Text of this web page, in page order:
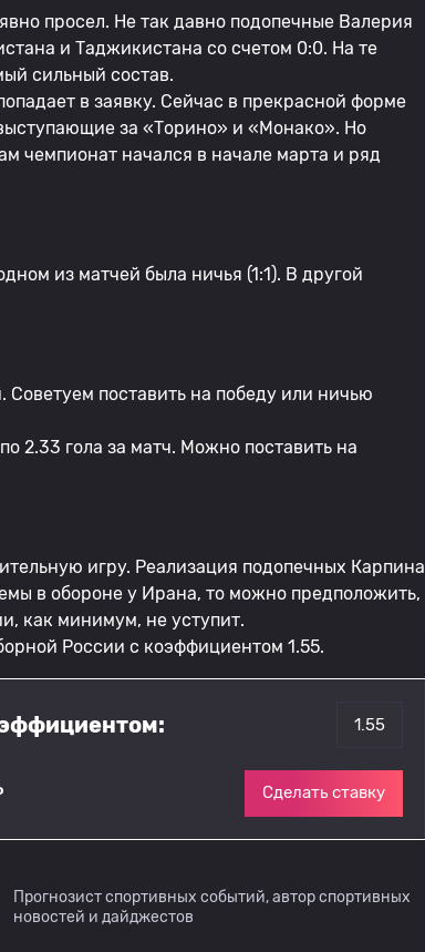
просел. Не так давно подопечные Валерия
и Таджикистана со счетом 0:0. На те
сильный состав.
в заявку. Сейчас в прекрасной форме
за «Торино» и «Монако». Но
чемпионат начался в начале марта и ряд
из матчей была ничья (1:1). В другой
поставить на победу или ничью
2.33 гола за матч. Можно поставить на
игру. Реализация подопечных Карпина
в обороне у Ирана, то можно предположить,
как минимум, не уступит.
России с коэффициентом 1.55.
1.55
Сделать ставку
Прогнозист спортивных событий, автор спортивных
новостей и дайджестов